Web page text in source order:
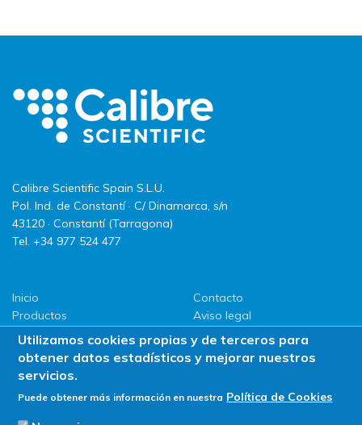
Calibre Scientific Spain S.L.U.
Pol. Ind. de Constantí · C/ Dinamarca, s/n
43120 · Constantí (Tarragona)
Tel. +34 977 524 477
Inicio
Productos
LLG
Promociones
ServiSAT
Contacto
Aviso legal
Política de privacidad
Política de Cookies
Buscar en tienda
Utilizamos cookies propias y de terceros para
obtener datos estadísticos y mejorar nuestros
servicios.
Puede obtener más información en nuestra Política de Cookies